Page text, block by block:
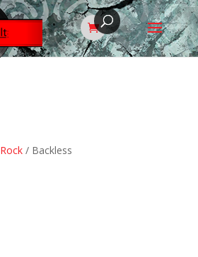
Rock/ Backless